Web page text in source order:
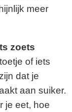
meer
zoets
of iets
dat je
aan suiker.
je eet, hoe